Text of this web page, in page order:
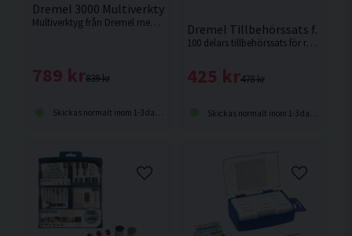
Dremel 3000 Multiverktyg Inkl 15st Tillbehör & Väska
Multiverktyg från Dremel med 15st tillbehör & förvaringsväska.
839 kr
789 kr
Skickas normalt inom 1-3 dagar
Dremel Tillbehörssats f.
100 delars tillbehörssats för roterande verktyg från Dremel.
478 kr
425 kr
Skickas normalt inom 1-3 dagar